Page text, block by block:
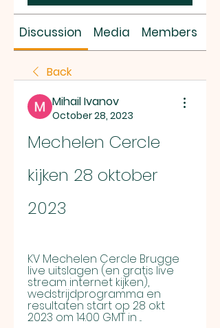
Discussion Media Members
Back
Mihail Ivanov
October 28, 2023
Mechelen Cercle
kijken 28 oktober
2023
KV Mechelen Cercle Brugge
live uitslagen (en gratis live
stream internet kijken),
wedstrijdprogramma en
resultaten start op 28 okt
2023 om 14:00 GMT in ...